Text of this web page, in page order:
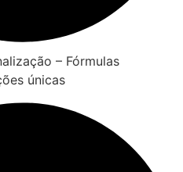
– Fórmulas
únicas